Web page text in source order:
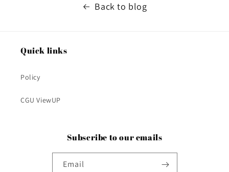
Back to blog
Quick links
Policy
CGU ViewUP
Subscribe to our emails
Email